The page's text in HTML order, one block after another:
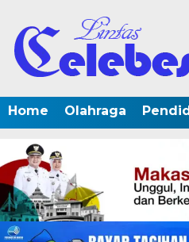
Home Olahraga